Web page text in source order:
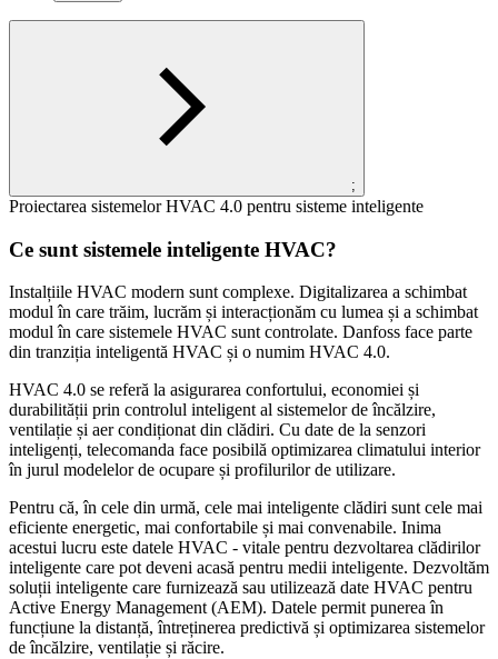
;
Proiectarea sistemelor HVAC 4.0 pentru sisteme inteligente
Ce sunt sistemele inteligente HVAC?
Instalțiile HVAC modern sunt complexe. Digitalizarea a schimbat
modul în care trăim, lucrăm și interacționăm cu lumea și a schimbat
modul în care sistemele HVAC sunt controlate. Danfoss face parte
din tranziția inteligentă HVAC și o numim HVAC 4.0.
HVAC 4.0 se referă la asigurarea confortului, economiei și
durabilității prin controlul inteligent al sistemelor de încălzire,
ventilație și aer condiționat din clădiri. Cu date de la senzori
inteligenți, telecomanda face posibilă optimizarea climatului interior
în jurul modelelor de ocupare și profilurilor de utilizare.
Pentru că, în cele din urmă, cele mai inteligente clădiri sunt cele mai
eficiente energetic, mai confortabile și mai convenabile. Inima
acestui lucru este datele HVAC - vitale pentru dezvoltarea clădirilor
inteligente care pot deveni acasă pentru medii inteligente. Dezvoltăm
soluții inteligente care furnizează sau utilizează date HVAC pentru
Active Energy Management (AEM). Datele permit punerea în
funcțiune la distanță, întreținerea predictivă și optimizarea sistemelor
de încălzire, ventilație și răcire.